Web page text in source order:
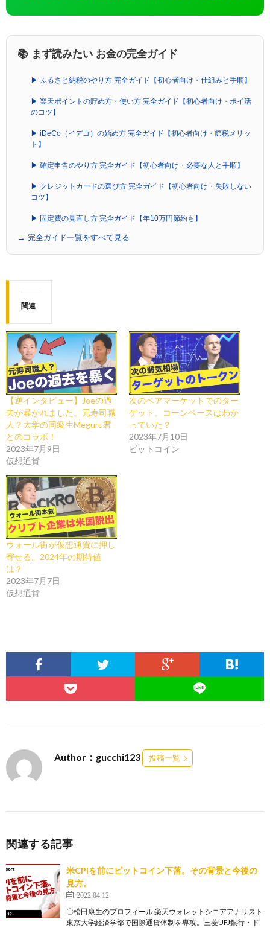
📚 まず読みたい お金の完全ガイド
▶ ふるさと納税のやり方 完全ガイド【初心者向け・仕組みと手順】
▶ 楽天ポイントの貯め方・使い方 完全ガイド【初心者向け・ポイ活
のコツ】
▶ iDeCo（イデコ）の始め方 完全ガイド【初心者向け・節税メリッ
ト】
▶ 確定申告のやり方 完全ガイド【初心者向け・必要な人と手順】
▶ クレジットカードの選び方 完全ガイド【初心者向け・失敗しない
コツ】
▶ 固定費の見直し方 完全ガイド【年10万円節約も】
→ 完全ガイド一覧をすべて見る
関連
【逆インタビュー】Joeの過
去が暴かれました。元寿司職
人？大学の同級生Meguru君
とのコラボ！
2023年7月9日
仮想通貨
次のベアマーケットでのター
ゲット。コーンベースはわか
っていた？
2023年7月10日
ビットコイン
ウォール街が仮想通貨に押し
寄せる。2024年の期待値
は？
2023年7月7日
仮想通貨
Author：gucchi123 投稿一覧
関連する記事
米CPIを前にビットコイン下落。その背景と今後の
見方。
2022.04.12
〇松田康生のプロフィール 楽天ウォレットシニアアナリスト
東京大学経済学部で国際通貨体制を専攻。三菱UFJ銀行・ド